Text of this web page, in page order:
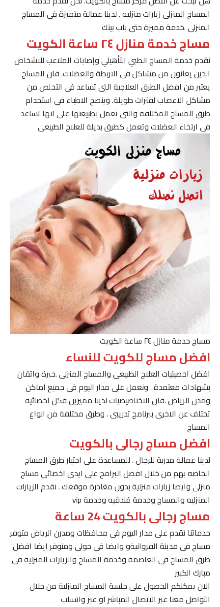
المساج المنزلى زيارات منزليه . لدينا عمالة متميزة فى المساج
المنزلى .خدمة مميزة حتى باب بيتك
مساج خدمة منازل ٢٤ ساعة الكويت
نقدم خدمة المساج الطبي التأهيلي وإصابات الملاعب للاشخاص
الذين يعانون من مشاكل فى الاربطة والعضلات. فان المساج
يعتبر من افضل الطرق العلاجية التى تساعد فى التخلص من
مشاكل الاعصاب لفترات طويلة. وينصح الاطباء فى استخدام
طرق المساج المختلفه والتى تعمل بطبيعتها على انها تساعد
فى ارتخاء العضلات وتعمل كطرق بديلة للعلاج الطبيعى
مساج خدمة منازل ٢٤ ساعة الكويت
افضل مساج للكويت للنساء
افضل اخصيئيات العلاج الطبيعى والمساج المنزلى .خبرة واتقان
بشهادات معتمدة . ونعمل على مدار اليوم فى جميع اماكن
ومدن الرياض .فان الاختاصيصيات لدينا مميزين فكل اخصائيه
تختلف عن الاخرى ببرنامج تدريبى . وطرق مختلفة من انواع
المساج
افضل مساج رجالى بالكويت
لدينا عمالة مدربة للرجال . للمساعدة على اختيار طرق المساج
الخاصه بهم من خلال افضل البرامج على ايدى اخصائى مساج
منزلى وايضا زيارات منزلية بدون مغادرة موقعك . نقدم الزيارات
المنزليه والمساج وخدمة فندقيه وخدمة vip
مساج رجالى بالكويت 24 ساعة
خدماتنا تقدم على مدار اليوم فى محافظات ومدرن الرياض متوفر
مساج فى مدينة الفروانيةو وايضا فى حولى ومتوفر ايضا افضل
طرق المساج فى العاصمة وخدمة المساج والزيارات المنزلية فى
مبارك الكبير
الان يمكنكم الحصول على جلسة المساج المنزلية من خلال
التواصل معنا عبر الاتصال المباشر او عبر واتساب